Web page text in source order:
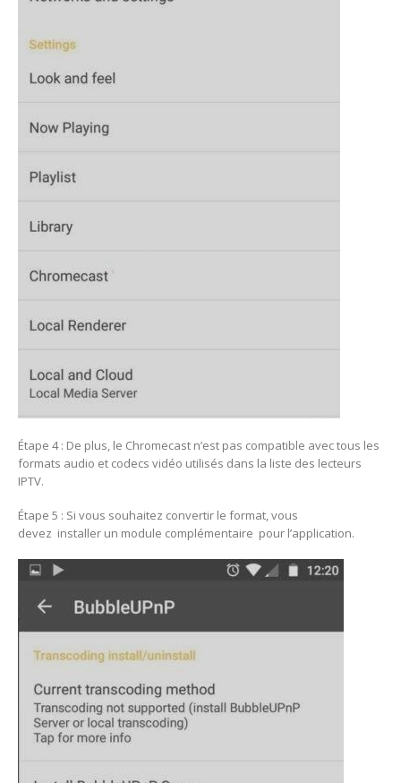
Étape 4 : De plus, le Chromecast n’est pas compatible avec tous les
formats audio et codecs vidéo utilisés dans la liste des lecteurs
IPTV.
Étape 5 : Si vous souhaitez convertir le format, vous
devez installer un module complémentaire pour l’application.